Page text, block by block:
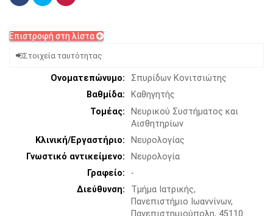
Επιστροφή στη λίστα
Στοιχεία ταυτότητας
Ονοματεπώνυμο
Σπυρίδων Κονιτσιώτης
Βαθμίδα
Καθηγητής
Τομέας
Νευρικού Συστήματος και
Αισθητηρίων
Κλινική/Εργαστήριο
Νευρολογίας
Γνωστικό αντικείμενο
Νευρολογία
Γραφείο
-
Διεύθυνση
Τμήμα Ιατρικής,
Πανεπιστήμιο Ιωαννίνων,